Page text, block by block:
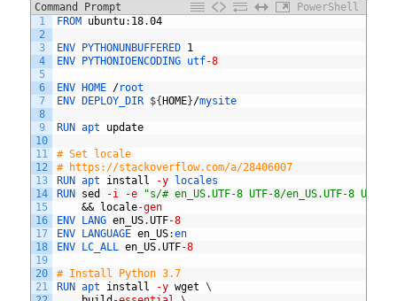
Command Prompt
PowerShell
1
2
3
4
5
6
7
8
9
10
11
12
13
14
15
16
17
18
19
20
21
FROM ubuntu: 18.04
ENV PYTHONUNBUFFERED 1
ENV
PYTHONIOENCODING utf-8
ENV HOME /root
ENV
DEPLOY_DIR ${ HOME}/mysite
RUN apt update
# Set locale
# https://stackoverflow.com/a/28406007
RUN apt install -y
locales
RUN sed -i -e
"s/# en_US.UTF-8 UTF-8/en_US.UTF-8 UTF-
&&
locale-gen
ENV
LANG en_US.UTF-8
ENV
LANGUAGE en_US:en
ENV
LC_ALL en_US.UTF-8
# Install Python 3.7
RUN apt install -y wget
\